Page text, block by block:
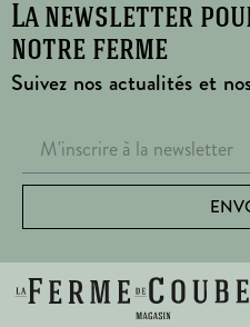
La newsletter
notre ferme
Suivez nos actualités et